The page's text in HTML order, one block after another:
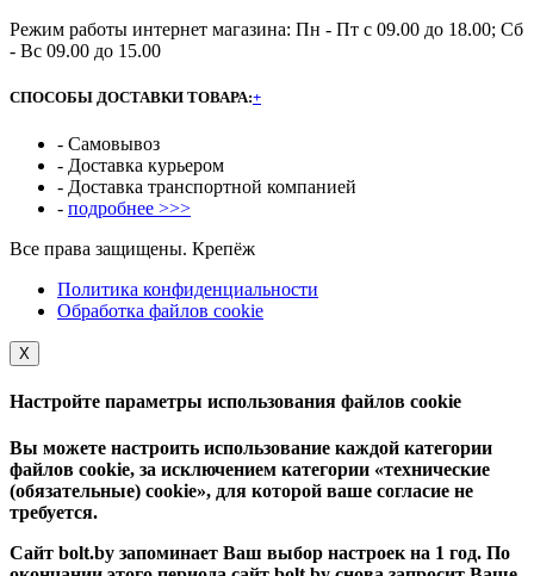
Режим работы интернет магазина: Пн - Пт с 09.00 до 18.00; Сб
- Вс 09.00 до 15.00
СПОСОБЫ ДОСТАВКИ ТОВАРА:+
- Самовывоз
- Доставка курьером
- Доставка транспортной компанией
- подробнее >>>
Все права защищены. Крепёж
Политика конфиденциальности
Обработка файлов cookie
Х
Настройте параметры использования файлов cookie
Вы можете настроить использование каждой категории
файлов cookie, за исключением категории «технические
(обязательные) cookie», для которой ваше согласие не
требуется.
Сайт bolt.by запоминает Ваш выбор настроек на 1 год. По